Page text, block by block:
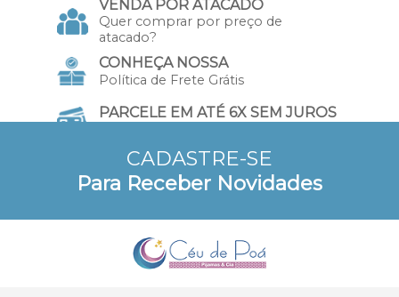
VENDA POR ATACADO
Quer comprar por preço de
atacado?
CONHEÇA NOSSA
Política de Frete Grátis
PARCELE EM ATÉ 6X SEM JUROS
10% DE DESCONTO
a vista no Pix e Boleto
CADASTRE-SE
Para Receber Novidades